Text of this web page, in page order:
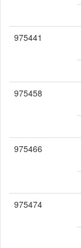
975441
975458
975466
975474